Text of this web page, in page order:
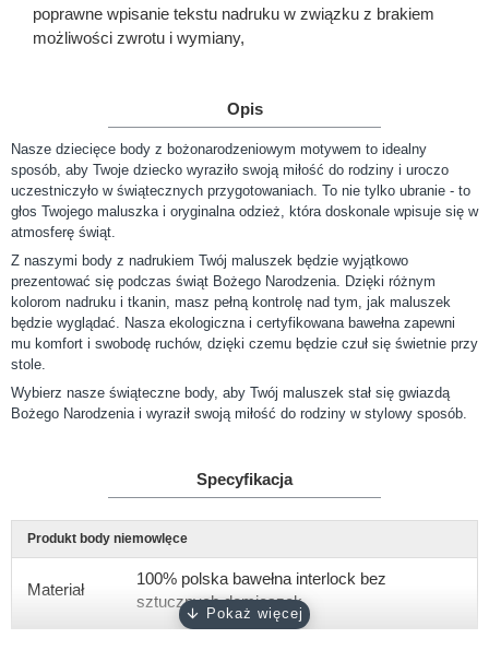
poprawne wpisanie tekstu nadruku w związku z brakiem
możliwości zwrotu i wymiany,
Opis
Nasze dziecięce body z bożonarodzeniowym motywem to idealny
sposób, aby Twoje dziecko wyraziło swoją miłość do rodziny i uroczo
uczestniczyło w świątecznych przygotowaniach. To nie tylko ubranie - to
głos Twojego maluszka i oryginalna odzież, która doskonale wpisuje się w
atmosferę świąt.
Z naszymi body z nadrukiem Twój maluszek będzie wyjątkowo
prezentować się podczas świąt Bożego Narodzenia. Dzięki różnym
kolorom nadruku i tkanin, masz pełną kontrolę nad tym, jak maluszek
będzie wyglądać. Nasza ekologiczna i certyfikowana bawełna zapewni
mu komfort i swobodę ruchów, dzięki czemu będzie czuł się świetnie przy
stole.
Wybierz nasze świąteczne body, aby Twój maluszek stał się gwiazdą
Bożego Narodzenia i wyraził swoją miłość do rodziny w stylowy sposób.
Specyfikacja
Produkt body niemowlęce
Materiał
100% polska bawełna interlock bez
sztucznych domieszek